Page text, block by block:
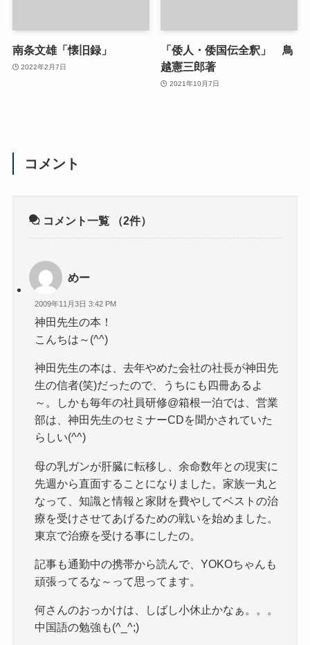
南条文雄「懐旧録」
2022年2月7日
「倭人・倭国伝全釈」 鳥
越憲三郎著
2021年10月7日
コメント
コメント一覧 （2件）
めー
2009年11月3日 3:42 PM
神田先生の本！
こんちは～(^^)
神田先生の本は、去年やめた会社の社長が神田先
生の信者(笑)だったので、うちにも四冊あるよ
～。しかも毎年の社員研修@箱根一泊では、営業
部は、神田先生のセミナーCDを聞かされていた
らしい(^^)
母の乳ガンが肝臓に転移し、余命数年との現実に
先週から直面することになりました。家族一丸と
なって、知識と情報と家財を費やしてベストの治
療を受けさせてあげるための戦いを始めました。
東京で治療を受ける事にしたの。
記事も通勤中の携帯から読んで、YOKOちゃんも
頑張ってるな～って思ってます。
何さんのおっかけは、しばし小休止かなぁ。。。
中国語の勉強も(^_^;)